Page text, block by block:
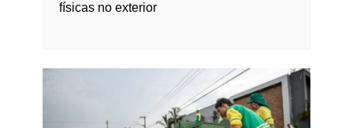
físicas no exterior